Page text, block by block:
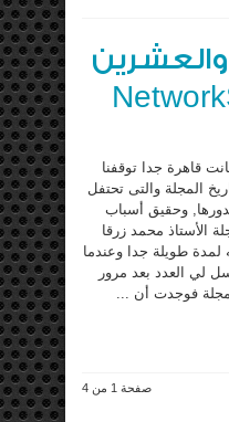
قاهرة جدا توقفنا
المجلة والتى تحتفل
وحقيق أسباب
الأستاذ محمد زرقا
لمدة طويلة جدا وعندما
لي العدد بعد مرور
فوجدت أن ...
صفحة 1 من 4